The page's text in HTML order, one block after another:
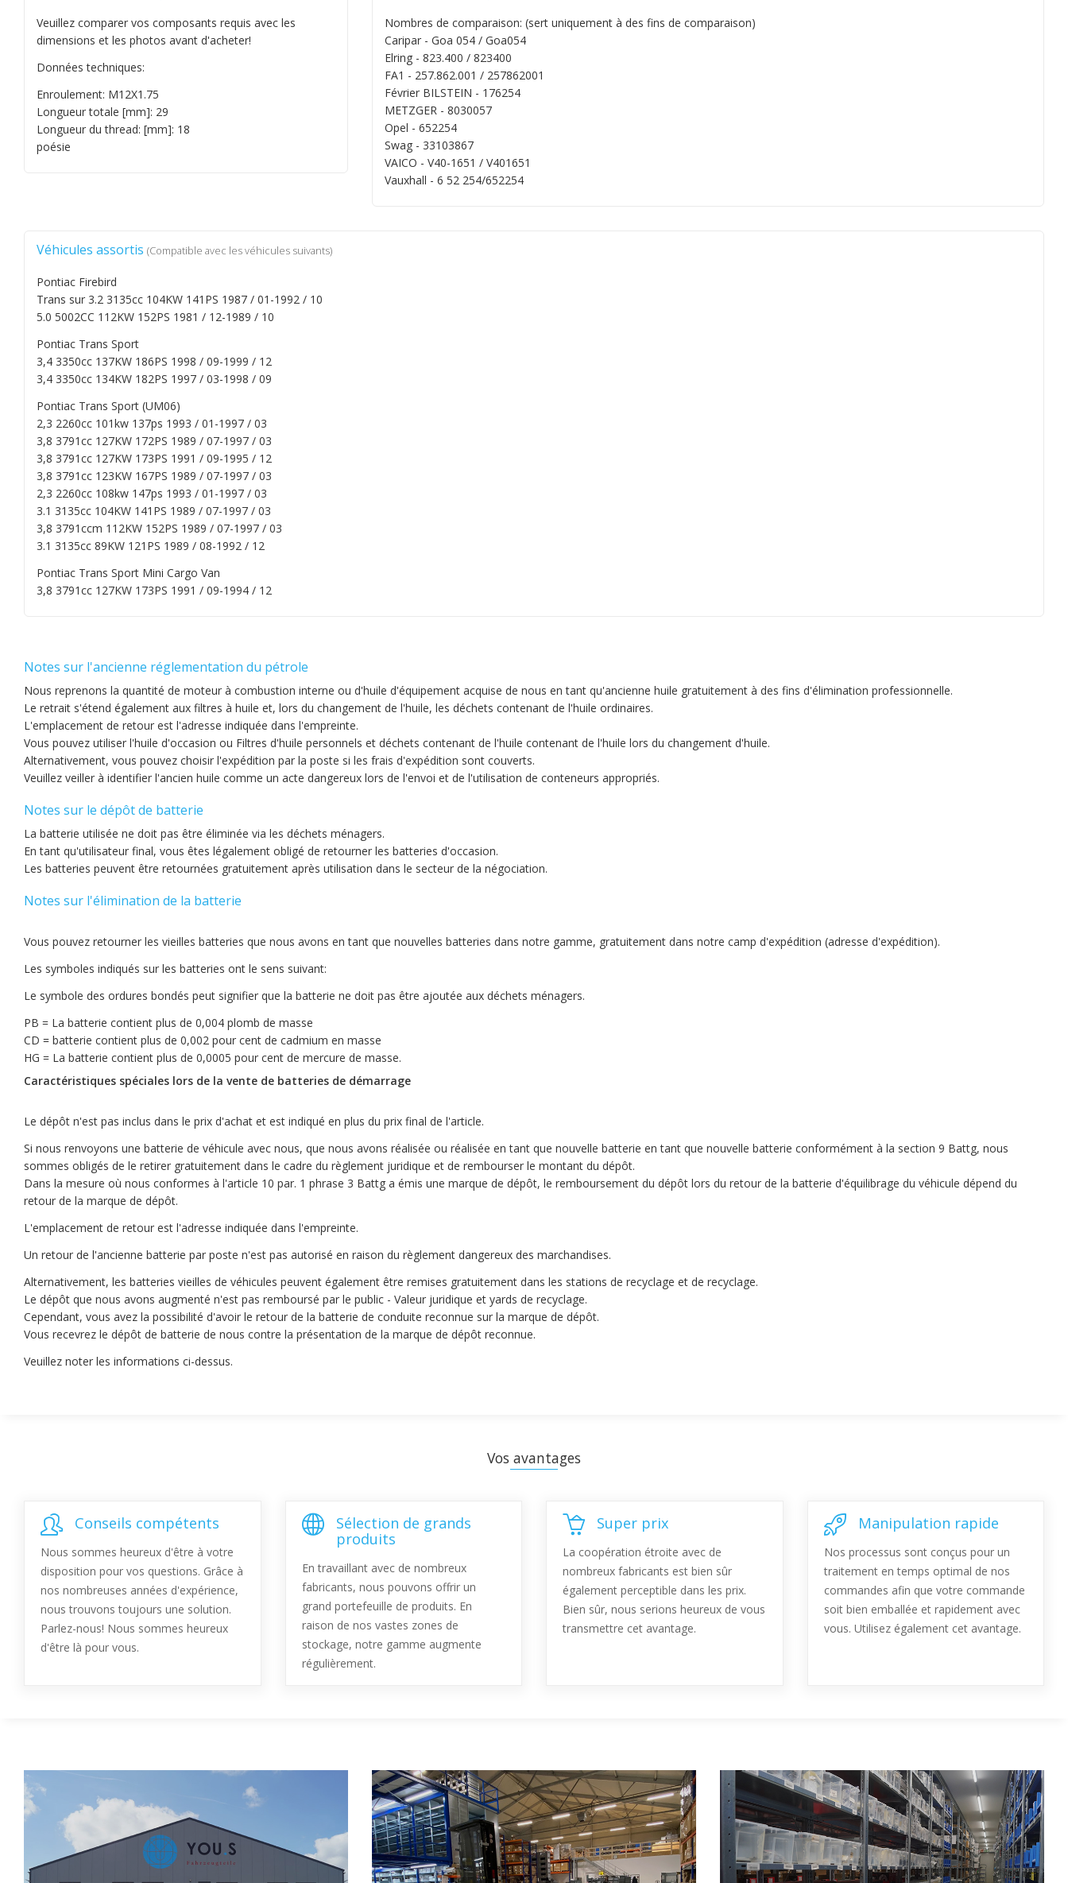
Veuillez comparer vos composants requis avec les
dimensions et les photos avant d'acheter!
Données techniques:
Enroulement: M12X1.75
Longueur totale [mm]: 29
Longueur du thread: [mm]: 18
poésie
Nombres de comparaison: (sert uniquement à des fins de comparaison)
Caripar - Goa 054 / Goa054
Elring - 823.400 / 823400
FA1 - 257.862.001 / 257862001
Février BILSTEIN - 176254
METZGER - 8030057
Opel - 652254
Swag - 33103867
VAICO - V40-1651 / V401651
Vauxhall - 6 52 254/652254
Véhicules assortis (Compatible avec les véhicules suivants)
Pontiac Firebird
Trans sur 3.2 3135cc 104KW 141PS 1987 / 01-1992 / 10
5.0 5002CC 112KW 152PS 1981 / 12-1989 / 10
Pontiac Trans Sport
3,4 3350cc 137KW 186PS 1998 / 09-1999 / 12
3,4 3350cc 134KW 182PS 1997 / 03-1998 / 09
Pontiac Trans Sport (UM06)
2,3 2260cc 101kw 137ps 1993 / 01-1997 / 03
3,8 3791cc 127KW 172PS 1989 / 07-1997 / 03
3,8 3791cc 127KW 173PS 1991 / 09-1995 / 12
3,8 3791cc 123KW 167PS 1989 / 07-1997 / 03
2,3 2260cc 108kw 147ps 1993 / 01-1997 / 03
3.1 3135cc 104KW 141PS 1989 / 07-1997 / 03
3,8 3791ccm 112KW 152PS 1989 / 07-1997 / 03
3.1 3135cc 89KW 121PS 1989 / 08-1992 / 12
Pontiac Trans Sport Mini Cargo Van
3,8 3791cc 127KW 173PS 1991 / 09-1994 / 12
Notes sur l'ancienne réglementation du pétrole
Nous reprenons la quantité de moteur à combustion interne ou d'huile d'équipement acquise de nous en tant qu'ancienne huile gratuitement à des fins d'élimination professionnelle.
Le retrait s'étend également aux filtres à huile et, lors du changement de l'huile, les déchets contenant de l'huile ordinaires.
L'emplacement de retour est l'adresse indiquée dans l'empreinte.
Vous pouvez utiliser l'huile d'occasion ou Filtres d'huile personnels et déchets contenant de l'huile contenant de l'huile lors du changement d'huile.
Alternativement, vous pouvez choisir l'expédition par la poste si les frais d'expédition sont couverts.
Veuillez veiller à identifier l'ancien huile comme un acte dangereux lors de l'envoi et de l'utilisation de conteneurs appropriés.
Notes sur le dépôt de batterie
La batterie utilisée ne doit pas être éliminée via les déchets ménagers.
En tant qu'utilisateur final, vous êtes légalement obligé de retourner les batteries d'occasion.
Les batteries peuvent être retournées gratuitement après utilisation dans le secteur de la négociation.
Notes sur l'élimination de la batterie
Vous pouvez retourner les vieilles batteries que nous avons en tant que nouvelles batteries dans notre gamme, gratuitement dans notre camp d'expédition (adresse d'expédition).
Les symboles indiqués sur les batteries ont le sens suivant:
Le symbole des ordures bondés peut signifier que la batterie ne doit pas être ajoutée aux déchets ménagers.
PB = La batterie contient plus de 0,004 plomb de masse
CD = batterie contient plus de 0,002 pour cent de cadmium en masse
HG = La batterie contient plus de 0,0005 pour cent de mercure de masse.
Caractéristiques spéciales lors de la vente de batteries de démarrage
Le dépôt n'est pas inclus dans le prix d'achat et est indiqué en plus du prix final de l'article.
Si nous renvoyons une batterie de véhicule avec nous, que nous avons réalisée ou réalisée en tant que nouvelle batterie en tant que nouvelle batterie conformément à la section 9 Battg, nous
sommes obligés de le retirer gratuitement dans le cadre du règlement juridique et de rembourser le montant du dépôt.
Dans la mesure où nous conformes à l'article 10 par. 1 phrase 3 Battg a émis une marque de dépôt, le remboursement du dépôt lors du retour de la batterie d'équilibrage du véhicule dépend du
retour de la marque de dépôt.
L'emplacement de retour est l'adresse indiquée dans l'empreinte.
Un retour de l'ancienne batterie par poste n'est pas autorisé en raison du règlement dangereux des marchandises.
Alternativement, les batteries vieilles de véhicules peuvent également être remises gratuitement dans les stations de recyclage et de recyclage.
Le dépôt que nous avons augmenté n'est pas remboursé par le public - Valeur juridique et yards de recyclage.
Cependant, vous avez la possibilité d'avoir le retour de la batterie de conduite reconnue sur la marque de dépôt.
Vous recevrez le dépôt de batterie de nous contre la présentation de la marque de dépôt reconnue.
Veuillez noter les informations ci-dessus.
Vos avantages
Conseils compétents
Nous sommes heureux d'être à votre
disposition pour vos questions. Grâce à
nos nombreuses années d'expérience,
nous trouvons toujours une solution.
Parlez-nous! Nous sommes heureux
d'être là pour vous.
Sélection de grands
produits
En travaillant avec de nombreux
fabricants, nous pouvons offrir un
grand portefeuille de produits. En
raison de nos vastes zones de
stockage, notre gamme augmente
régulièrement.
Super prix
La coopération étroite avec de
nombreux fabricants est bien sûr
également perceptible dans les prix.
Bien sûr, nous serions heureux de vous
transmettre cet avantage.
Manipulation rapide
Nos processus sont conçus pour un
traitement en temps optimal de nos
commandes afin que votre commande
soit bien emballée et rapidement avec
vous. Utilisez également cet avantage.